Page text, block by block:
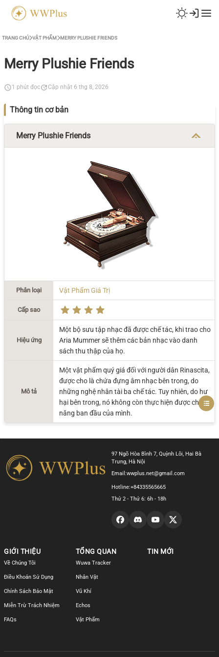
TRANG CHỦ VẬT PHẨM MERRY PLUSHIE FRIENDS
Merry Plushie Friends
1 phút đọc Cập nhật 6 thg 8, 2026
Thông tin cơ bản
Merry Plushie Friends
Phân loại Vật Phẩm Giá Trị
Cấp sao
Hiệu ứng
Một bộ sưu tập nhạc đã được chế tác, khi trao cho
Aria Mummer sẽ thêm các bản nhạc vào danh
sách thu thập của họ.
Mô tả
Một vật phẩm quý giá đối với người dân Rinascita,
được cho là chứa đựng âm nhạc bên trong, do
những nghệ nhân tài ba chế tác. Tuy nhiên, do hư
hại bên trong, nó không còn thực hiện được chức
năng ban đầu của mình.
97 Ngõ Hòa Bình 7, Quỳnh Lôi, Hai Bà
Trưng, Hà Nội
Email:wwplus.net@gmail.com
Hotline:+84335565665
Thứ 2 - Thứ 6: 6h - 18h
GIỚI THIỆU
Về Chúng Tôi
Điều Khoản Sử Dụng
Chính Sách Bảo Mật
Miễn Trừ Trách Nhiệm
FAQs
TỔNG QUAN
Wuwa Tracker
Nhân Vật
Vũ Khí
Echos
Vật Phẩm
TIN MỚI